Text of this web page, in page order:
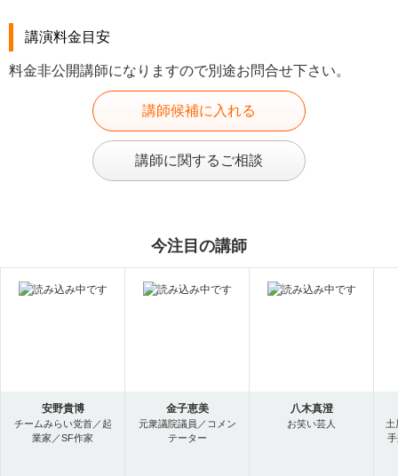
講演料金目安
料金非公開講師になりますので別途お問合せ下さい。
講師候補に入れる
講師に関するご相談
今注目の講師
安野貴博
チームみらい党首／起
業家／SF作家
金子恵美
元衆議院議員／コメン
テーター
八木真澄
お笑い芸人
土